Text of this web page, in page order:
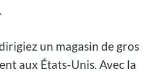
un magasin de gros
aux États-Unis. Avec la